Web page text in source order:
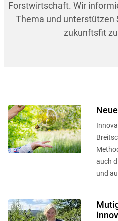
Forstwirtschaft. Wir
Thema und unterstützen
zukunftsfit
auch
und